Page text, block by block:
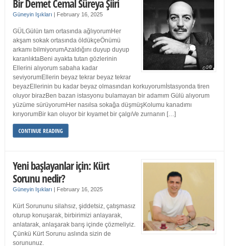
Bir Demet Cemal Süreya Şiiri
Güneyin Işıkları | February 16, 2025
GÜLGülün tam ortasında ağlıyorumHer
akşam sokak ortasında öldükçeÖnümü
arkamı bilmiyorumAzaldığını duyup duyup
karanlıktaBeni ayakta tutan gözlerinin
Ellerini alıyorum sabaha kadar
seviyorumEllerin beyaz tekrar beyaz tekrar
beyazEllerinin bu kadar beyaz olmasından korkuyorumİstasyonda tiren
oluyor birazBen bazan istasyonu bulamayan bir adamım Gülü alıyorum
yüzüme sürüyorumHer nasılsa sokağa düşmüşKolumu kanadımı
kırıyorumBir kan oluyor bir kıyamet bir çalgıVe zurnanın […]
CONTINUE READING
Yeni başlayanlar için: Kürt
Sorunu nedir?
Güneyin Işıkları | February 16, 2025
Kürt Sorununu silahsız, şiddetsiz, çatışmasız
oturup konuşarak, birbirimizi anlayarak,
anlatarak, anlaşarak barış içinde çözmeliyiz.
Çünkü Kürt Sorunu aslında sizin de
sorununuz.